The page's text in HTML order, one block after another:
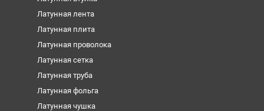
Латунная лента
Латунная плита
Латунная проволока
Латунная сетка
Латунная труба
Латунная фольга
Латунная чушка